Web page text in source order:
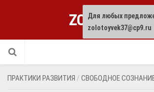
ZOLOTOYVEK
Прислать статью
ПРАКТИКИ РАЗВИТИЯ / СВОБОДНОЕ
Для любых
zolotoyvek37@cp9.ru